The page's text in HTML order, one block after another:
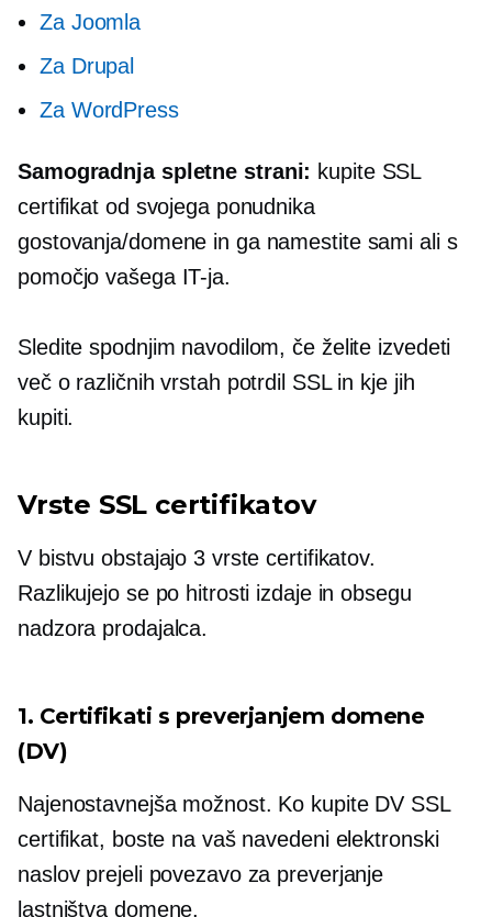
Za Joomla
Za Drupal
Za WordPress
Samogradnjaspletne strani: kupite SSL
certifikat od svojega ponudnika
gostovanja/domene in ga namestite sami ali s
pomočjo vašega IT-ja.
Sledite spodnjim navodilom, če želite izvedeti
več o različnih vrstah potrdil SSL in kje jih
kupiti.
Vrste SSL certifikatov
V bistvu obstajajo 3 vrste certifikatov.
Razlikujejo se po hitrosti izdaje in obsegu
nadzora prodajalca.
1. Certifikati s preverjanjem domene
(DV)
Najenostavnejša možnost. Ko kupite DV SSL
certifikat, boste na vaš navedeni elektronski
naslov prejeli povezavo za preverjanje
lastništva domene.